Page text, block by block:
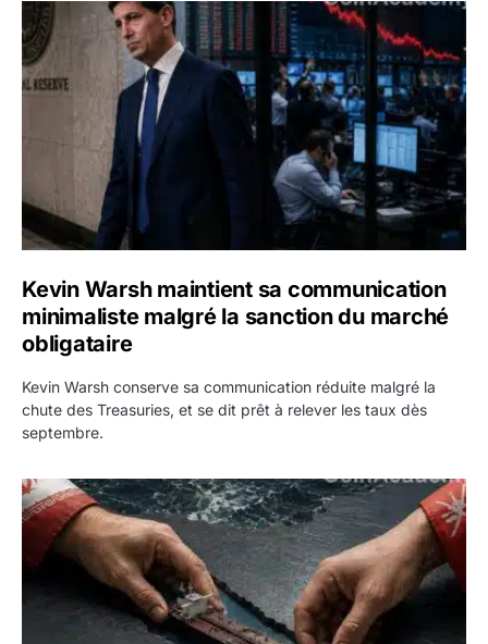
Kevin Warsh maintient sa communication minimaliste
Kevin Warsh maintient sa communication
minimaliste malgré la sanction du marché
obligataire
Kevin Warsh conserve sa communication réduite malgré la
chute des Treasuries, et se dit prêt à relever les taux dès
septembre.
Ormuz : l’Iran annonce un accord avec Oman sur une